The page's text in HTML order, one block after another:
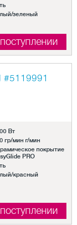
зеленый
#5119991
Вт
гр/мин г/мин
покрытие
PRO
красный